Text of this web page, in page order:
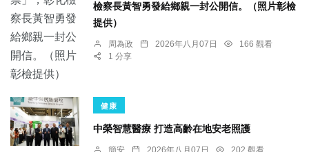
檢察長黃智勇發給鄉親一封公開信。（照片彰檢
提供）
周為政 2026年八月07日
166 觀看
1 分享
健康
中榮智慧醫療 打造高齡在地安老照護